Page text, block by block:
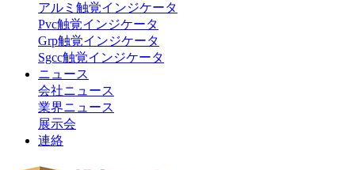
アルミ触覚インジケータ
Pvc触覚インジケータ
Grp触覚インジケータ
Sgcc触覚インジケータ
ニュース
会社ニュース
業界ニュース
展示会
連絡